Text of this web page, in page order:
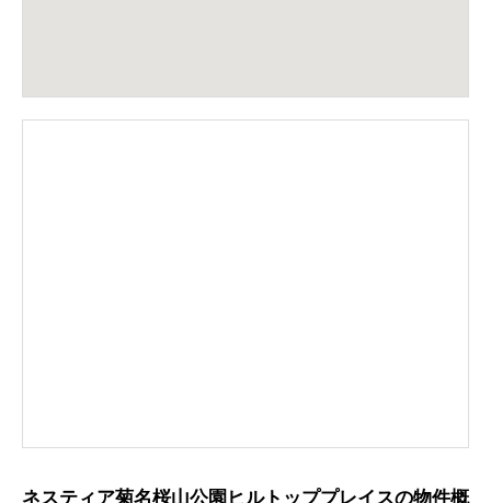
ネスティア菊名桜山公園ヒルトッププレイスの物件概